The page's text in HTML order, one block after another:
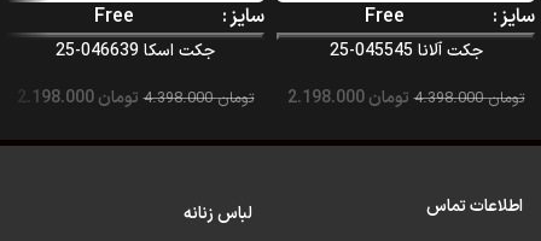
سایز Free
جکت آلانا 045545-25
تومان4.398.000 تومان2.198.000
سایز Free
جکت اسکا 046639-25
تومان4.398.000 تومان2.198.000
اطلاعات تماس
لباس زنانه